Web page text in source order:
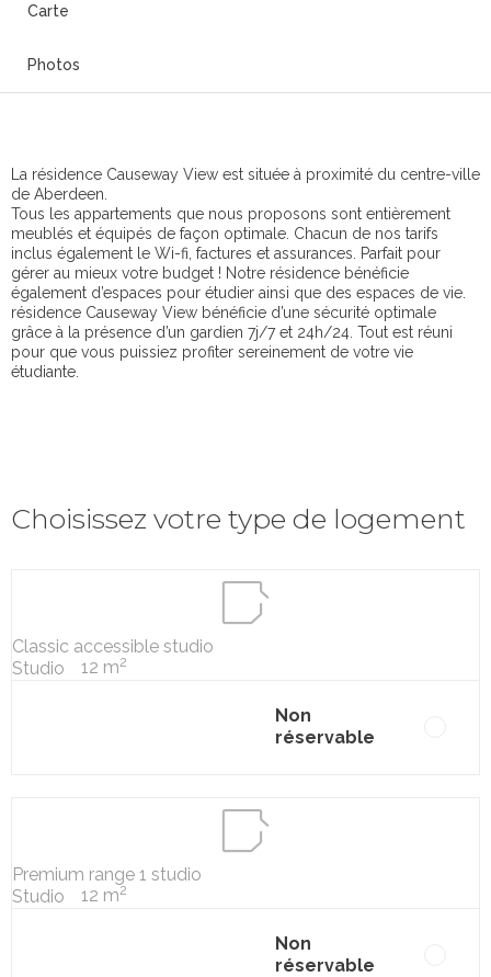
Carte
Photos
La résidence Causeway View est située à proximité du centre-ville
de Aberdeen.
Tous les appartements que nous proposons sont entièrement
meublés et équipés de façon optimale. Chacun de nos tarifs
inclus également le Wi-fi, factures et assurances. Parfait pour
gérer au mieux votre budget ! Notre résidence bénéficie
également d’espaces pour étudier ainsi que des espaces de vie.
résidence Causeway View bénéficie d’une sécurité optimale
grâce à la présence d’un gardien 7j/7 et 24h/24. Tout est réuni
pour que vous puissiez profiter sereinement de votre vie
étudiante.
Choisissez votre type de logement
Classic accessible studio
Studio
12 m2
Non
réservable
Premium range 1 studio
Studio
12 m2
Non
réservable